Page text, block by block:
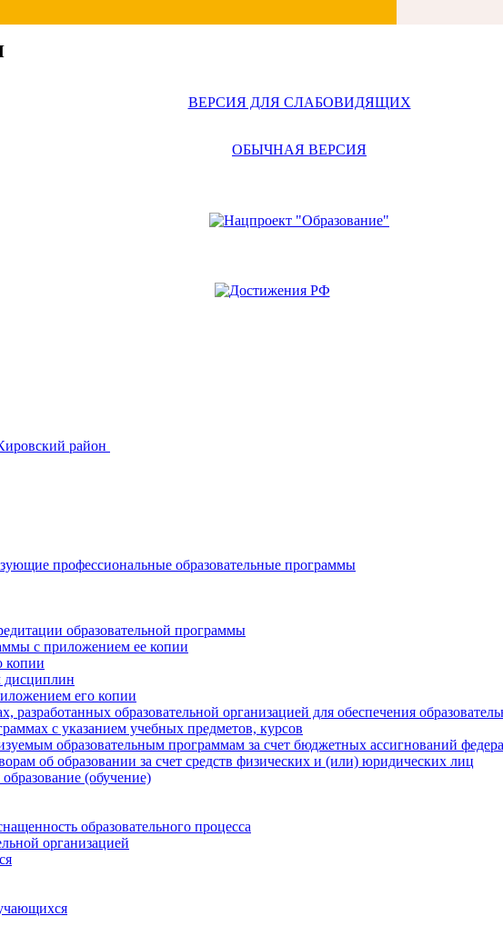
ВЕРСИЯ ДЛЯ СЛАБОВИДЯЩИХ
ОБЫЧНАЯ ВЕРСИЯ
район
профессиональные образовательные программы
образовательной программы
с приложением ее копии
копии
дисциплин
его копии
разработанных образовательной организацией для обеспечения
с указанием учебных предметов, курсов
образовательным программам за счет бюджетных ассигнований
об образовании за счет средств физических и (или) юридических лиц
(обучение)
образовательного процесса
организацией